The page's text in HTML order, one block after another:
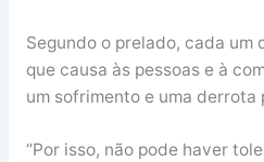
Segundo o prelado, cada um
que causa às pessoas e à
um sofrimento e uma derrota
“Por isso, não pode haver